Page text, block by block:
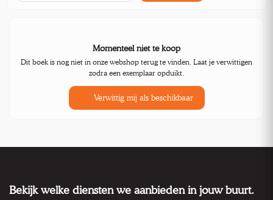
Momenteel niet te koop
Dit boek is nog niet in onze webshop terug te vinden. Laat je verwittigen
zodra een exemplaar opduikt.
Verwittig mij als beschikbaar
Bekijk welke diensten we aanbieden in jouw buurt.